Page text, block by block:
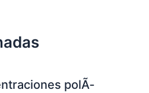
polÃ­